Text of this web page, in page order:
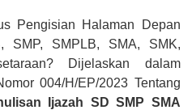
Pengisian Halaman Depan
SMP, SMPLB, SMA, SMK,
Dijelaskan dalam
004/H/EP/2023 Tentang
Ijazah SD SMP SMA